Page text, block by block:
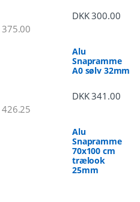
DKK300.00
375.00
Alu
Snapramme
A0 sølv 32mm
DKK341.00
426.25
Alu
Snapramme
70x100 cm
trælook
25mm